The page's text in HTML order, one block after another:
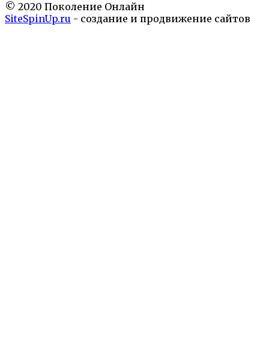
© 2020 Поколение Онлайн
SiteSpinUp.ru - создание и продвижение сайтов